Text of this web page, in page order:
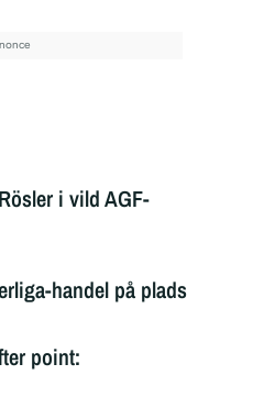
i vild AGF-
handel på plads
point: